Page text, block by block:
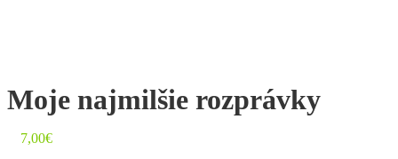
Moje najmilšie rozprávky
7,00€